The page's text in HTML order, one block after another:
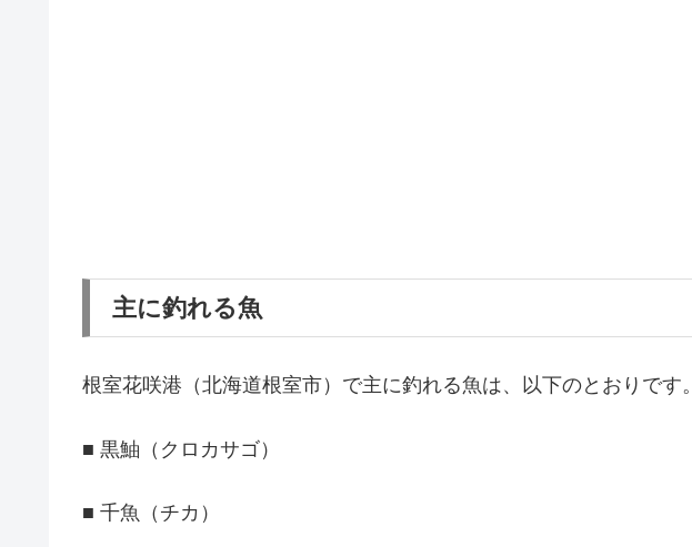
主に釣れる魚
根室花咲港（北海道根室市）で主に釣れる魚は、以下のとおりです。
■ 黒鮋（クロカサゴ）
■ 千魚（チカ）